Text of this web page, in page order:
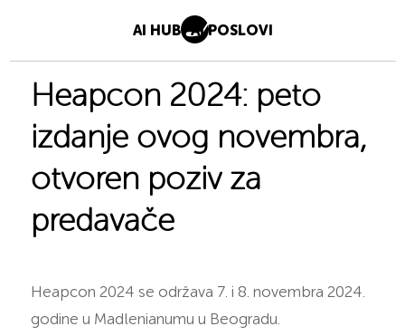
AI HUB AI POSLOVI
Heapcon 2024: peto
izdanje ovog novembra,
otvoren poziv za
predavače
Heapcon 2024 se održava 7. i 8. novembra 2024.
godine u Madlenianumu u Beogradu.